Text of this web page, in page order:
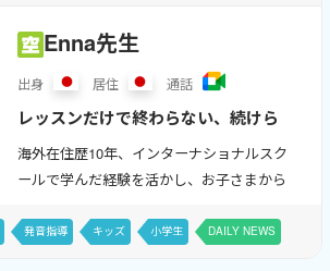
Enna先生
出身 居住 通話
レッスンだけで終わらない、続けら
れる英語学習を！
海外在住歴10年、インターナショナルスク
ールで学んだ経験を活かし、お子さまから
を行っています。英語が「話せるようにな
発音指導 キッズ 小学生 DAILY NEWS